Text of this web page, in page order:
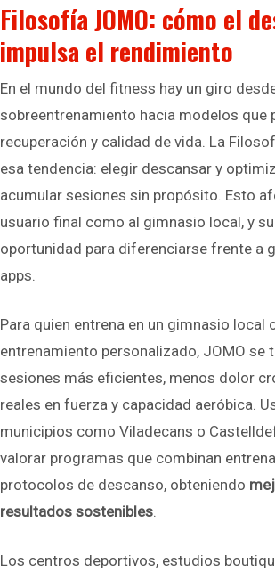
Filosofía JOMO: cómo el
impulsa el rendimiento
En el mundo del fitness hay un giro
sobreentrenamiento hacia modelos que
recuperación y calidad de vida. La
esa tendencia: elegir descansar y
acumular sesiones sin propósito. Esto
usuario final como al gimnasio local, y
oportunidad para diferenciarse frente a
apps.
Para quien entrena en un gimnasio local
entrenamiento personalizado, JOMO se
sesiones más eficientes, menos dolor
reales en fuerza y capacidad aeróbica.
municipios como Viladecans o
valorar programas que combinan
protocolos de descanso, obteniendo
resultados sostenibles.
Los centros deportivos, estudios